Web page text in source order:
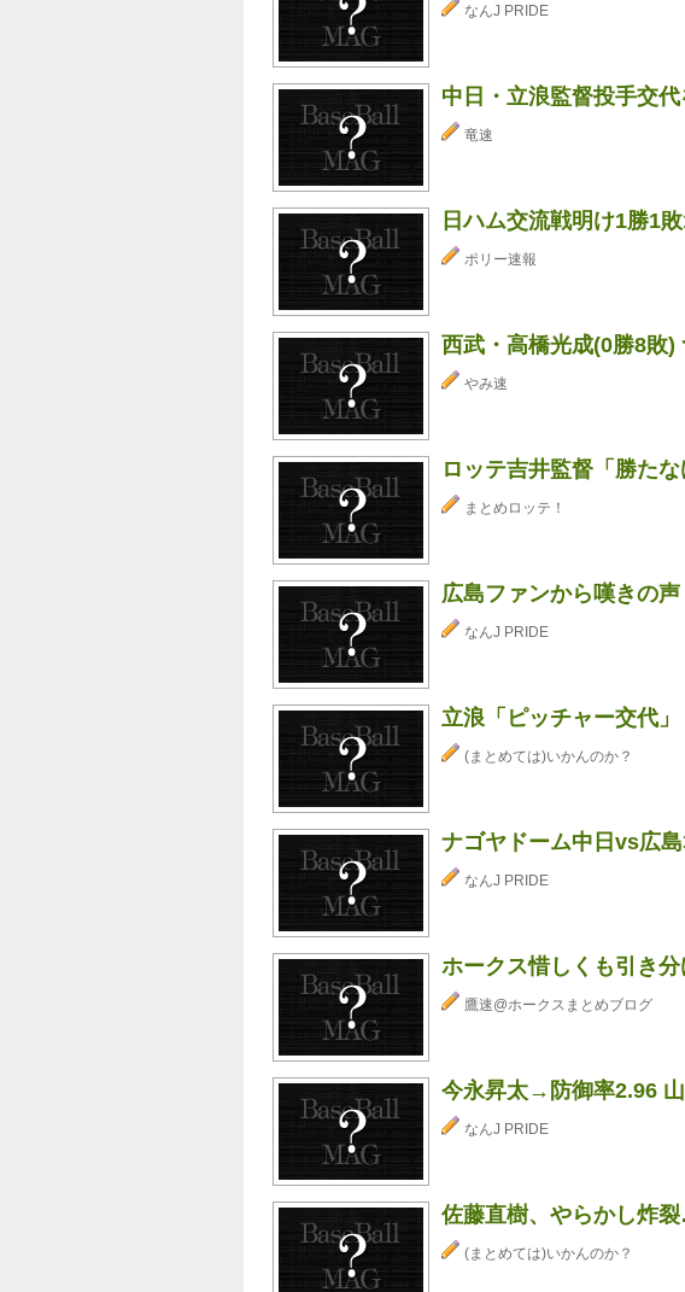
なんJ PRIDE
中日・立浪監督投手交
竜速
日ハム交流戦明け1勝1
ポリー速報
西武・高橋光成(0勝8敗)
やみ速
ロッテ吉井監督「勝た
まとめロッテ！
広島ファンから嘆きの
なんJ PRIDE
立浪「ピッチャー交代
(まとめては)いかんのか？
ナゴヤドーム中日vs広
なんJ PRIDE
ホークス惜しくも引き
鷹速@ホークスまとめブログ
今永昇太→防御率2.96
なんJ PRIDE
佐藤直樹、やらかし炸
(まとめては)いかんのか？